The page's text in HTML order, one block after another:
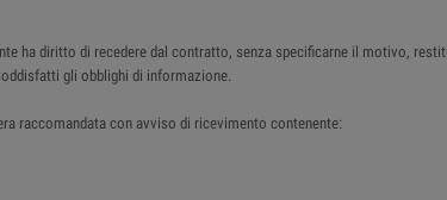
ha diritto di recedere dal contratto, senza specificarne il motivo,
gli obblighi di informazione.
raccomandata con avviso di ricevimento contenente: